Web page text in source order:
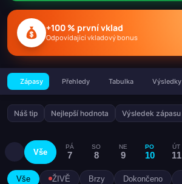
+100 % první vklad
Odpovídající vkladový bonus
Zápasy Přehledy Tabulka Výsledky
Náš tip Nejlepší hodnota Výsledek zápasu
Vše
PÁ
7
SO
8
NE
9
PO
10
ÚT
11
Vše ŽIVĚ Brzy Dokončeno